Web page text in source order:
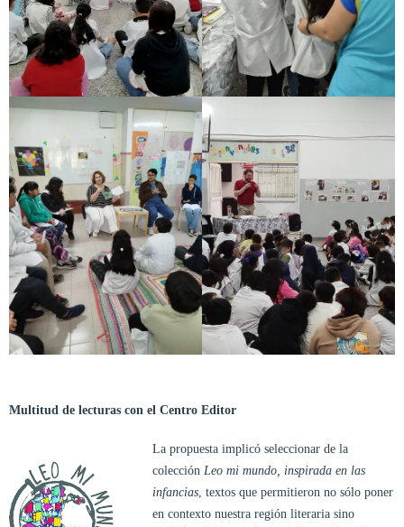
Multitud de lecturas con el Centro Editor
La propuesta implicó seleccionar de la
colección Leo mi mundo, inspirada en las
infancias, textos que permitieron no sólo poner
en contexto nuestra región literaria sino